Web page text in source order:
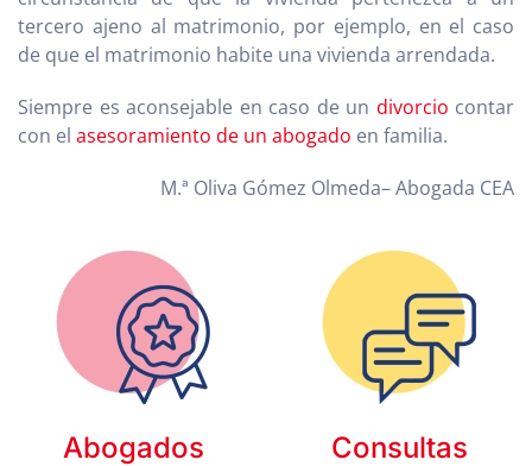
tercero ajeno al matrimonio, por ejemplo, en el caso
de que el matrimonio habite una vivienda arrendada.
Siempre es aconsejable en caso de un divorcio contar
con el asesoramiento de un abogado en familia.
M.ª Oliva Gómez Olmeda– Abogada CEA
Abogados
Consultas